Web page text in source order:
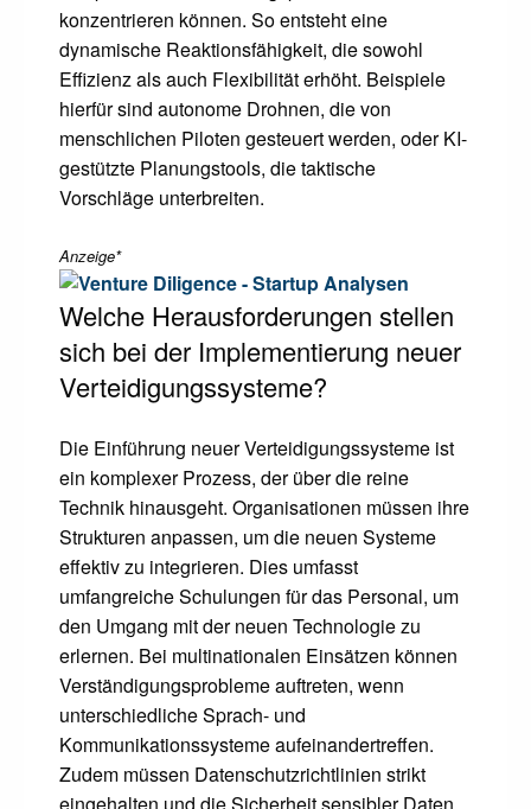
konzentrieren können. So entsteht eine
dynamische Reaktionsfähigkeit, die sowohl
Effizienz als auch Flexibilität erhöht. Beispiele
hierfür sind autonome Drohnen, die von
menschlichen Piloten gesteuert werden, oder KI-
gestützte Planungstools, die taktische
Vorschläge unterbreiten.
Anzeige*
Welche Herausforderungen stellen
sich bei der Implementierung neuer
Verteidigungssysteme?
Die Einführung neuer Verteidigungssysteme ist
ein komplexer Prozess, der über die reine
Technik hinausgeht. Organisationen müssen ihre
Strukturen anpassen, um die neuen Systeme
effektiv zu integrieren. Dies umfasst
umfangreiche Schulungen für das Personal, um
den Umgang mit der neuen Technologie zu
erlernen. Bei multinationalen Einsätzen können
Verständigungsprobleme auftreten, wenn
unterschiedliche Sprach- und
Kommunikationssysteme aufeinandertreffen.
Zudem müssen Datenschutzrichtlinien strikt